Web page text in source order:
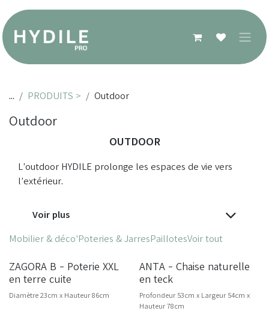
Se rendre au contenu
... PRODUITS > Outdoor
Outdoor
OUTDOOR
L’outdoor HYDILE prolonge les espaces de vie vers
l’extérieur.
Voir plus
Mobilier & déco'Poteries & JarresPaillotesVoir tout
SOLDES -20%
ZAGORA B - Poterie XXL
en terre cuite
Diamètre 23cm x Hauteur 86cm
ANTA - Chaise naturelle
en teck
Profondeur 53cm x Largeur 54cm x
Hauteur 78cm